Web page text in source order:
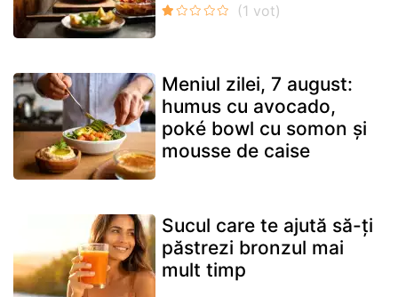
Meniul zilei, 7 august:
humus cu avocado,
poké bowl cu somon și
mousse de caise
Sucul care te ajută să-ți
păstrezi bronzul mai
mult timp